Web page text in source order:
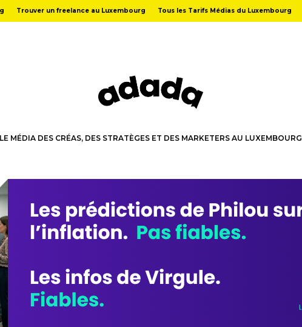
Trouver un freelance au Luxembourg Tous les Tarifs Médias du Luxembourg
LE MÉDIA DES CRÉAS, DES STRATÈGES ET DES MARKETERS AU LUXEMBOURG